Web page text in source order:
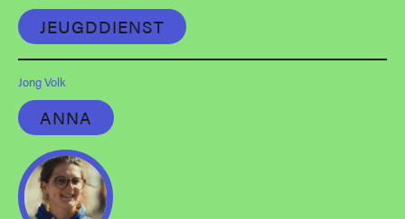
JEUGDDIENST
Jong Volk
ANNA